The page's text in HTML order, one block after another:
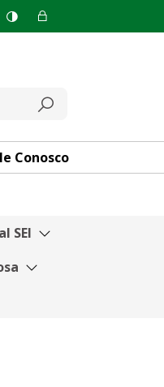
Conosco
SEI